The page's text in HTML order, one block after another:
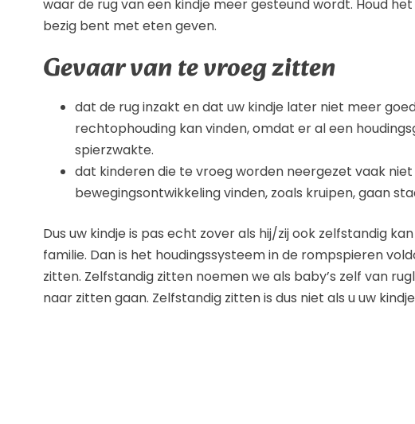
waar de rug van een kindje meer gesteund wordt. Houd
bezig bent met eten geven.
Gevaar van te vroeg zitten
dat de rug inzakt en dat uw kindje later niet meer
rechtophouding kan vinden, omdat er al een
spierzwakte.
dat kinderen die te vroeg worden neergezet vaak
bewegingsontwikkeling vinden, zoals kruipen, gaan
Dus uw kindje is pas echt zover als hij/zij ook zelfstandig
familie. Dan is het houdingssysteem in de rompspieren
zitten. Zelfstandig zitten noemen we als baby’s zelf van
naar zitten gaan. Zelfstandig zitten is dus niet als u uw